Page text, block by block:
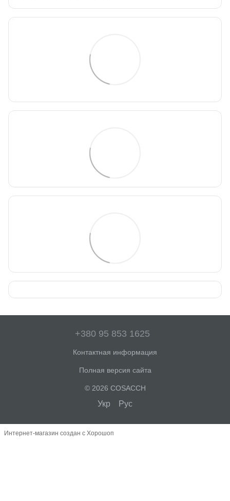
+380 95 853 1625
Контактная информация
Полная версия сайта
© 2026 COSACCH
Укр Рус
Интернет-магазин создан с Хорошоп